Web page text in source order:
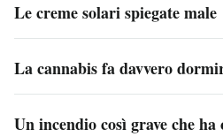
Le creme solari spiegate male
La cannabis fa davvero
Un incendio così grave che